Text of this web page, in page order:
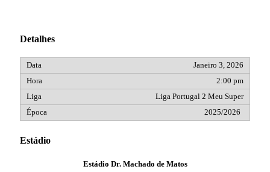
Detalhes
Janeiro 3, 2026
2:00 pm
Liga Portugal 2 Meu Super
2025/2026
Estádio
Estádio Dr. Machado de Matos